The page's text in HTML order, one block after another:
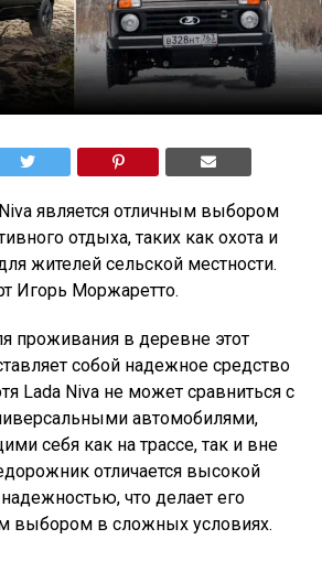
является отличным выбором
отдыха, таких как охота и
жителей сельской местности.
Игорь Моржаретто.
проживания в деревне этот
собой надежное средство
Lada Niva не может сравниться с
автомобилями,
себя как на трассе, так и вне
отличается высокой
что делает его
выбором в сложных условиях.